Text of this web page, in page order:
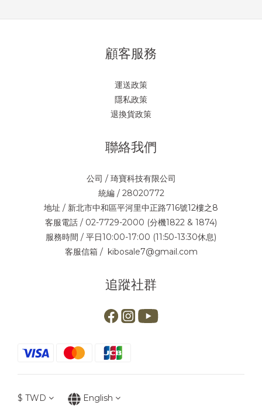
顧客服務
運送政策
隱私政策
退換貨政策
聯絡我們
公司 / 琦寶科技有限公司
統編 / 28020772
地址 / 新北市中和區平河里中正路716號12樓之8
客服電話 / 02-7729-2000 (分機1822 & 1874)
服務時間 / 平日10:00-17:00 (11:50-13:30休息)
客服信箱 / kibosale7@gmail.com
追蹤社群
$ TWD English